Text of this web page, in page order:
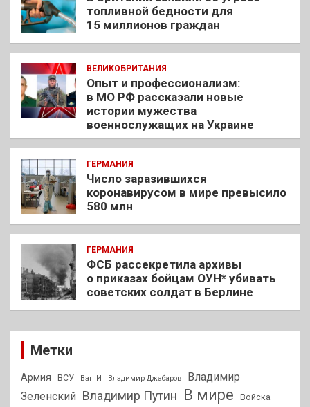
топливной бедности для
15 миллионов граждан
ВЕЛИКОБРИТАНИЯ
Опыт и профессионализм:
в МО РФ рассказали новые
истории мужества
военнослужащих на Украине
ГЕРМАНИЯ
Число заразившихся
коронавирусом в мире превысило
580 млн
ГЕРМАНИЯ
ФСБ рассекретила архивы
о приказах бойцам ОУН* убивать
советских солдат в Берлине
Метки
Армия ВСУ Ван И Владимир Джабаров
Владимир
Зеленский Владимир Путин В мире Войска